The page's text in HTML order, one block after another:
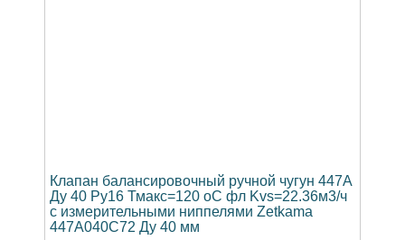
Клапан балансировочный ручной чугун 447A
Ду 40 Ру16 Тмакс=120 оС фл Kvs=22.36м3/ч
с измерительными ниппелями Zetkama
447A040C72 Ду 40 мм